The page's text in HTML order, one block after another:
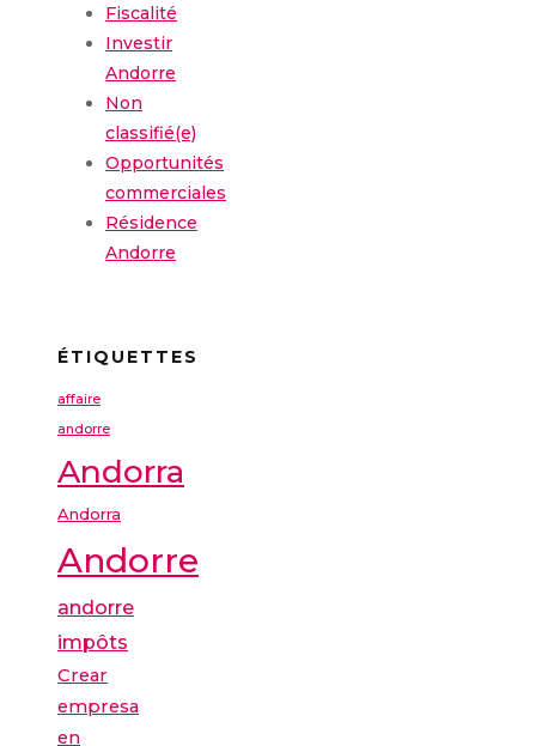
Fiscalité
Investir
Andorre
Non
classifié(e)
Opportunités
commerciales
Résidence
Andorre
ÉTIQUETTES
affaire
andorre
Andorra
Andorra
Andorre
andorre
impôts
Crear
empresa
en